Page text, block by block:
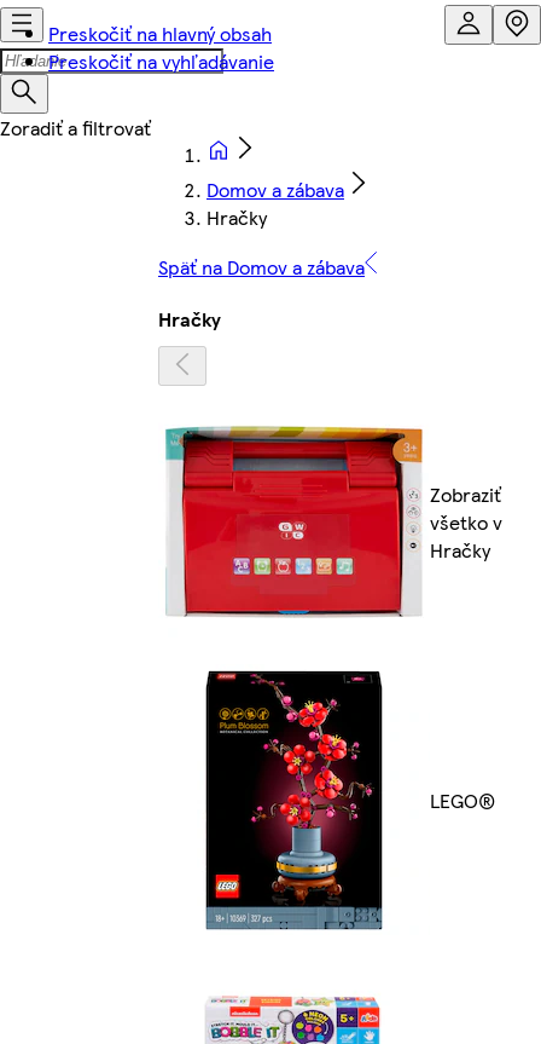
Preskočiť na hlavný obsah
Preskočiť na vyhľadávanie
Domov a zábava
Hračky
Späť na Domov a zábava
Hračky
Zobraziť
všetko v
Hračky
LEGO®